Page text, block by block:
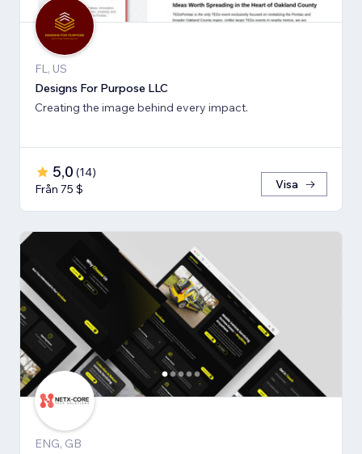
FL, US
Designs For Purpose LLC
Creating the image behind every impact.
5,0 (14)
Från 75 $
Visa
ENG, GB